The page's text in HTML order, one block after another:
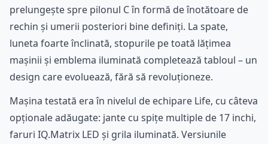
prelungește spre pilonul C în formă de înotătoare de
rechin și umerii posteriori bine definiți. La spate,
luneta foarte înclinată, stopurile pe toată lățimea
mașinii și emblema iluminată completează tabloul – un
design care evoluează, fără să revoluționeze.
Mașina testată era în nivelul de echipare Life, cu câteva
opționale adăugate: jante cu spițe multiple de 17 inchi,
faruri IQ.Matrix LED și grila iluminată. Versiunile